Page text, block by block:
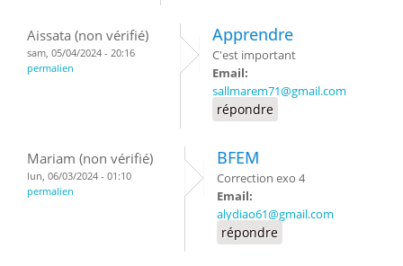
Aissata (non vérifié)
sam, 05/04/2024 - 20:16
permalien
Apprendre
C'est important
Email:
sallmarem71@gmail.com
répondre
Mariam (non vérifié)
lun, 06/03/2024 - 01:10
permalien
BFEM
Correction exo 4
Email:
alydiao61@gmail.com
répondre